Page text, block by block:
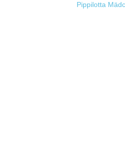
Pippilotta